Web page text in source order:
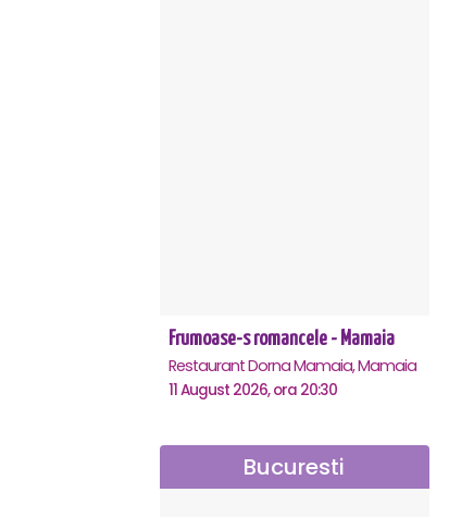
Frumoase-s romancele - Mamaia
Restaurant Dorna Mamaia, Mamaia
11 August 2026, ora 20:30
Bucuresti